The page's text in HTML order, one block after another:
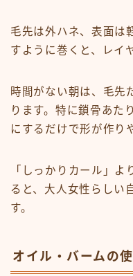
毛先は外ハネ、表面は
すように巻くと、レイ
時間がない朝は、毛先
ります。特に鎖骨あた
にするだけで形が作り
「しっかりカール」
ると、大人女性らしい
す。
オイル・バームの